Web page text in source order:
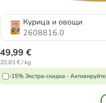
Курица и овощи
2608816.0
49,99 €
20,83 € / kg
-15% Экстра-скидка - Активируйте